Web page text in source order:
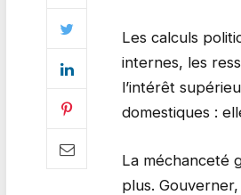
Les calculs
internes, les
l’intérêt
domestiques :
La méchanceté
plus.